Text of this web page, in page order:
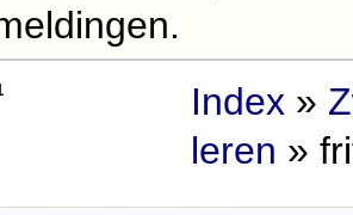
Index »
leren »